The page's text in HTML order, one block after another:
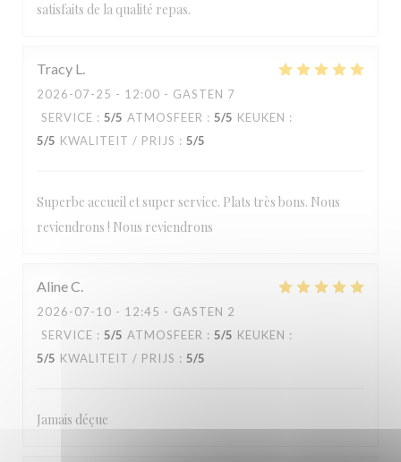
satisfaits de la qualité repas.
Tracy L
2026-07-25 - 12:00 - GASTEN 7
SERVICE : 5/5 ATMOSFEER : 5/5 KEUKEN :
5/5 KWALITEIT / PRIJS : 5/5
Superbe accueil et super service. Plats très bons. Nous
reviendrons ! Nous reviendrons
AlineC
2026-07-10 - 12:45 - GASTEN 2
SERVICE : 5/5 ATMOSFEER : 5/5 KEUKEN :
5/5 KWALITEIT / PRIJS : 5/5
Jamais déçue